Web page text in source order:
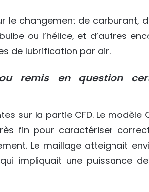
le changement de carburant,
ou l’hélice, et d’autres
de lubrification par air.
remis en question
sur la partie CFD. Le modèle
fin pour caractériser
Le maillage atteignait
impliquait une puissance